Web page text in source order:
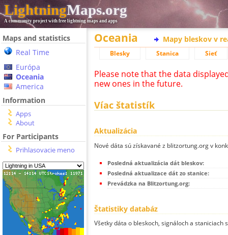
LightningMaps.org
A community project with free lightning maps and apps
Maps and statistics
Real Time
Európa
Oceania
America
Information
Apps
About
For Participants
Prihlasovacie meno
Oceania Mapy bleskov v
Blesky Stanica Sieť
Please note that the data
new ones in the future.
Víac štatistík
Aktualizácia
Nové dáta sú získavané z blitzortung.org v
Posledná aktualizácia dát bleskov:
Posledná aktualizace dát zo stanice:
Prevádzka na Blitzortung.org:
Štatistiky databáz
Všetky dáta o bleskoch, signáloch a